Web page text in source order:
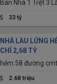
Bán Nhà 1 Trệt 3
33 tỷ
NHÀ LẦU LỬNG
CHỈ 2,68 TỶ
hẻm 58 đường
2.68 triệu